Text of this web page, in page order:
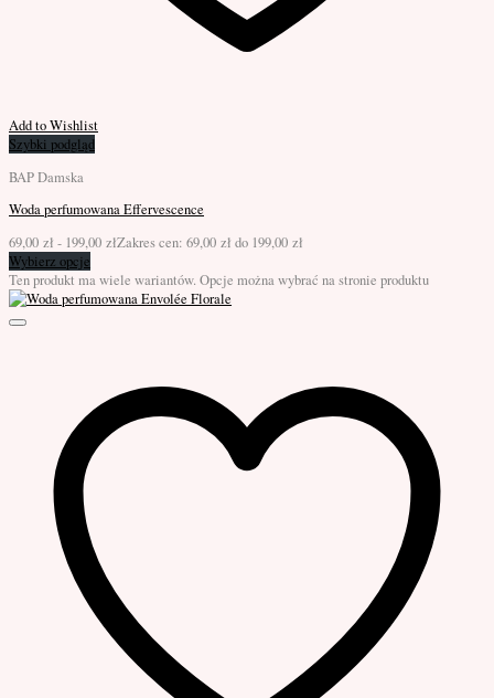
Add to Wishlist
Szybki podgląd
BAP Damska
Woda perfumowana Effervescence
69,00 zł - 199,00 złZakres cen: 69,00 zł do 199,00 zł
Wybierz opcje
Ten produkt ma wiele wariantów. Opcje można wybrać na stronie produktu